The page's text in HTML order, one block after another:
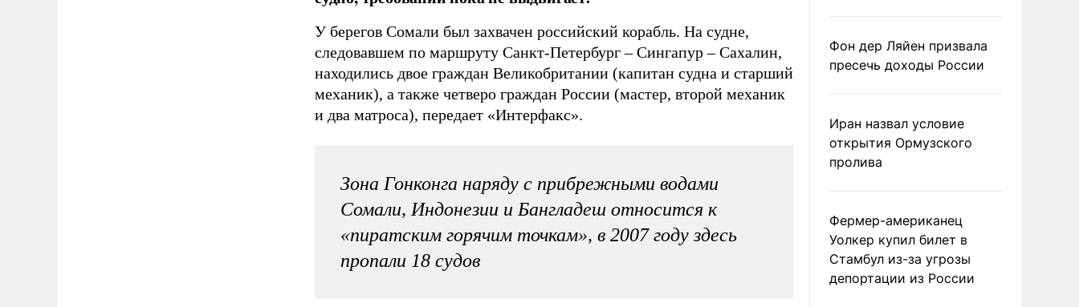
У берегов Сомали был захвачен российский корабль. На судне,
следовавшем по маршруту Санкт-Петербург – Сингапур – Сахалин,
находились двое граждан Великобритании (капитан судна и старший
механик), а также четверо граждан России (мастер, второй механик
и два матроса), передает «Интерфакс».
Зона Гонконга наряду с прибрежными водами
Сомали, Индонезии и Бангладеш относится к
«пиратским горячим точкам», в 2007 году здесь
пропали 18 судов
Фон дер Ляйен призвала
пресечь доходы России
Иран назвал условие
открытия Ормузского
пролива
Фермер-американец
Уолкер купил билет в
Стамбул из-за угрозы
депортации из России